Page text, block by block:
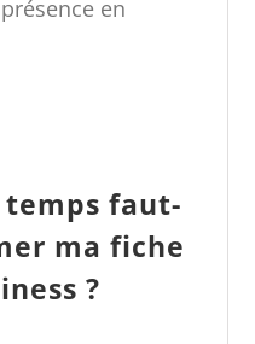
en
temps faut-
ma fiche
?